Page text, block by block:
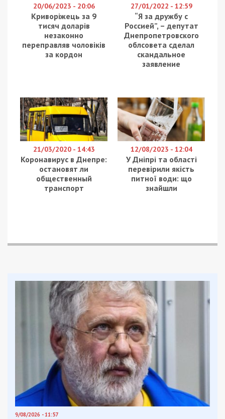
20/06/2023 - 20:06
Криворіжець за 9
тисяч доларів
незаконно
переправляв чоловіків
за кордон
27/01/2022 - 12:59
“Я за дружбу с
Россией”, – депутат
Днепропетровского
облсовета сделал
скандальное
заявление
21/03/2020 - 14:43
Коронавирус в Днепре:
остановят ли
общественный
транспорт
12/08/2023 - 12:04
У Дніпрі та області
перевірили якість
питної води: що
знайшли
9/08/2026 - 11:57